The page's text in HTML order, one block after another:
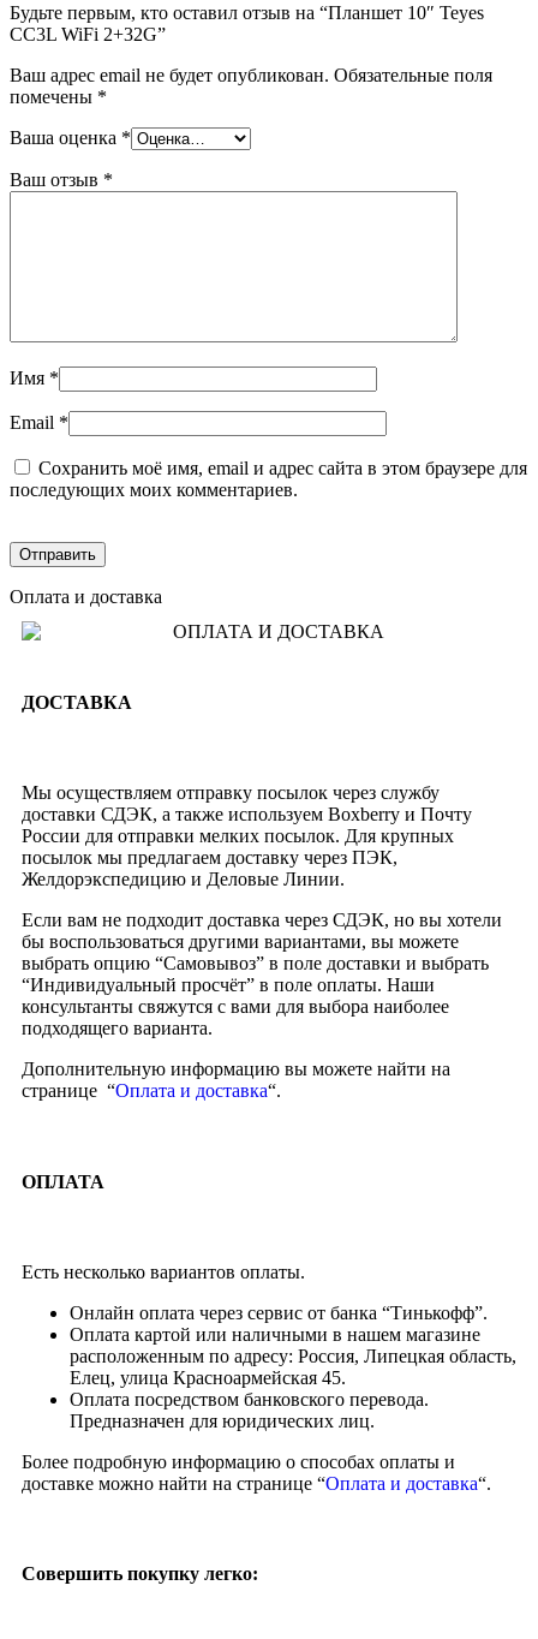
Будьте первым, кто оставил отзыв на “Планшет 10″ Teyes
CC3L WiFi 2+32G”
Ваш адрес email не будет опубликован. Обязательные поля
помечены *
Ваша оценка *
Ваш отзыв *
Имя *
Email *
Сохранить моё имя, email и адрес сайта в этом браузере для
последующих моих комментариев.
Оплата и доставка
ДОСТАВКА
Мы осуществляем отправку посылок через службу
доставки СДЭК, а также используем Boxberry и Почту
России для отправки мелких посылок. Для крупных
посылок мы предлагаем доставку через ПЭК,
Желдорэкспедицию и Деловые Линии.
Если вам не подходит доставка через СДЭК, но вы хотели
бы воспользоваться другими вариантами, вы можете
выбрать опцию “Самовывоз” в поле доставки и выбрать
“Индивидуальный просчёт” в поле оплаты. Наши
консультанты свяжутся с вами для выбора наиболее
подходящего варианта.
Дополнительную информацию вы можете найти на
странице “Оплата и доставка“.
ОПЛАТА
Есть несколько вариантов оплаты.
Онлайн оплата через сервис от банка “Тинькофф”.
Оплата картой или наличными в нашем магазине
расположенным по адресу: Россия, Липецкая область,
Елец, улица Красноармейская 45.
Оплата посредством банковского перевода.
Предназначен для юридических лиц.
Более подробную информацию о способах оплаты и
доставке можно найти на странице “Оплата и доставка“.
Совершить покупку легко: